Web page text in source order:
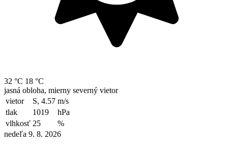
32 °C 18 °C
jasná obloha, mierny severný vietor
vietor
S, 4.57 m/s
tlak
1019
hPa
vlhkosť 25
%
nedeľa 9. 8. 2026